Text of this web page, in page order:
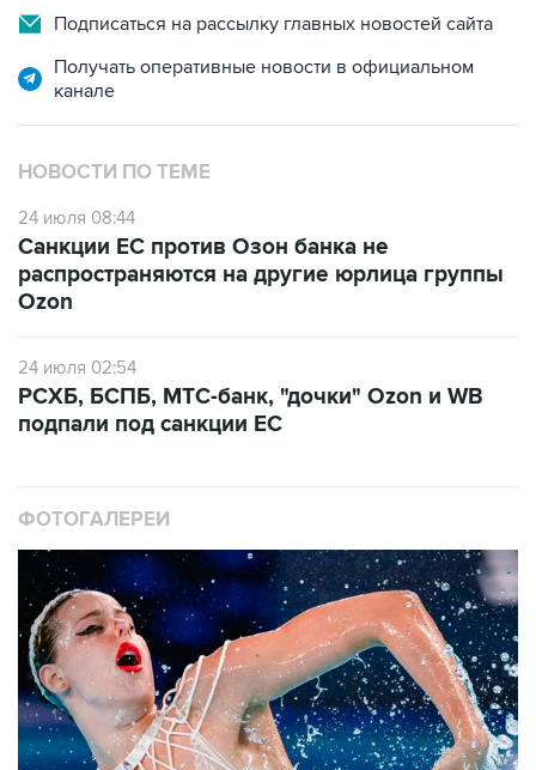
Подписаться на рассылку главных новостей сайта
Получать оперативные новости в официальном
канале
НОВОСТИ ПО ТЕМЕ
24 июля 08:44
Санкции ЕС против Озон банка не
распространяются на другие юрлица группы
Ozon
24 июля 02:54
РСХБ, БСПБ, МТС-банк, "дочки" Ozon и WB
подпали под санкции ЕС
ФОТОГАЛЕРЕИ